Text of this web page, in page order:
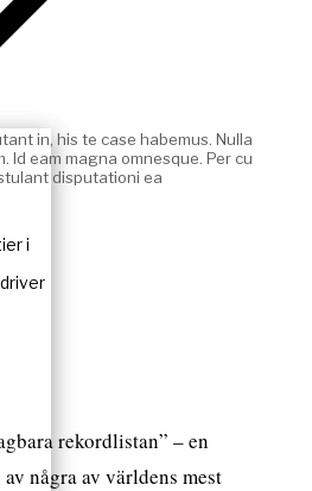
i
in, his te case habemus. Nulla
Id eam magna omnesque. Per cu
disputationi ea
rekordlistan” – en
några av världens mest